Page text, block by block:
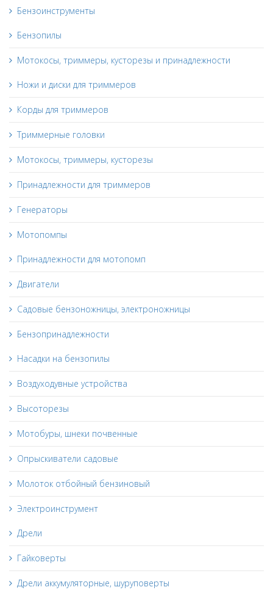
Бензоинструменты
Бензопилы
Мотокосы, триммеры, кусторезы и принадлежности
Ножи и диски для триммеров
Корды для триммеров
Триммерные головки
Мотокосы, триммеры, кусторезы
Принадлежности для триммеров
Генераторы
Мотопомпы
Принадлежности для мотопомп
Двигатели
Садовые бензоножницы, электроножницы
Бензопринадлежности
Насадки на бензопилы
Воздуходувные устройства
Высоторезы
Мотобуры, шнеки почвенные
Опрыскиватели садовые
Молоток отбойный бензиновый
Электроинструмент
Дрели
Гайковерты
Дрели аккумуляторные, шуруповерты